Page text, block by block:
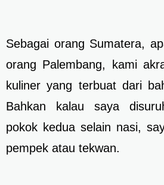
Sebagai orang Sumatera,
orang Palembang, kami
kuliner yang terbuat dari
Bahkan kalau saya
pokok kedua selain nasi,
pempek atau tekwan.